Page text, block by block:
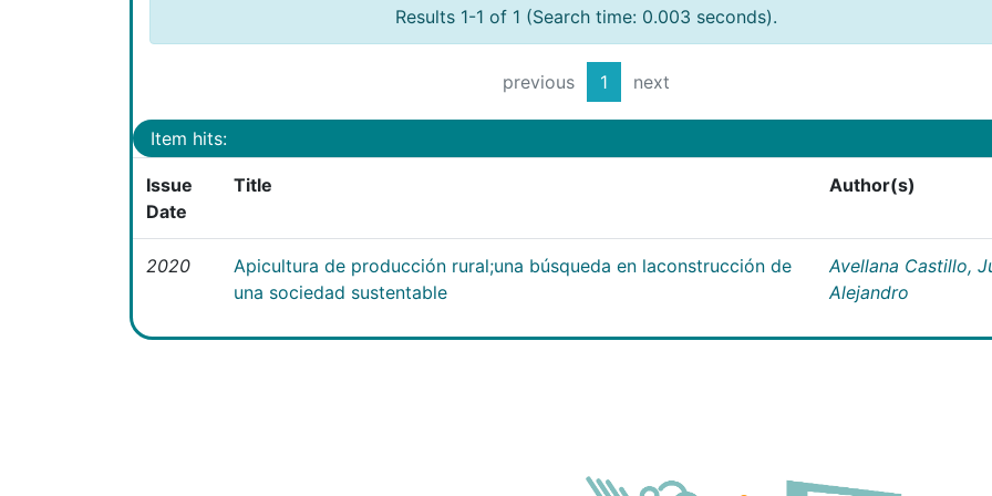
Results 1-1 of 1 (Search time: 0.003 seconds).
previous 1 next
Item hits:
Issue
Date
Title Author(s)
2020
Apicultura de producción rural;una búsqueda en laconstrucción de
una sociedad sustentable
Avellana Castillo,
Alejandro